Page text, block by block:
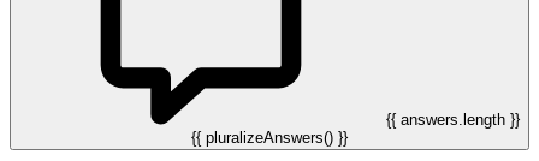
{{ answers.length }}
{{ pluralizeAnswers() }}